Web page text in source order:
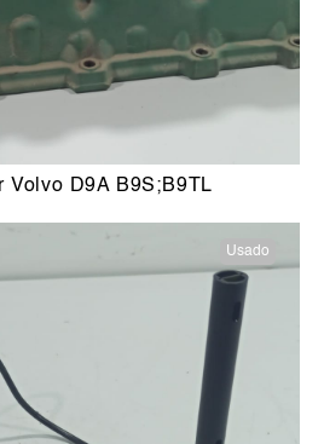
Volvo D9A B9S;B9TL
Usado